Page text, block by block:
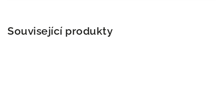
Související produkty